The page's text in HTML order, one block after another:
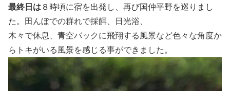
最終日は８時頃に宿を出発し、再び国仲平野を巡りまし
た。田んぼでの群れで採餌、日光浴、
木々で休息、青空バックに飛翔する風景など色々な角度か
らトキがいる風景を感じる事ができました。